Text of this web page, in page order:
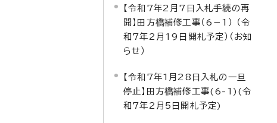
【令和7年2月7日入札手続の再
開】田方橋補修工事（6－1） （令
和7年2月19日開札予定）（お知
らせ）
【令和7年1月28日入札の一旦
停止】田方橋補修工事(6-1)(令
和7年2月5日開札予定)